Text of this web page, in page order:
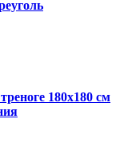
180x180 см